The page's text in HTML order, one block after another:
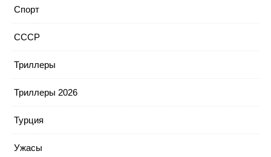
Спорт
СССР
Триллеры
Триллеры 2026
Турция
Ужасы